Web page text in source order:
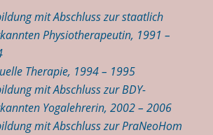
mit Abschluss zur staatlich
Physiotherapeutin, 1991 –
Therapie, 1994 – 1995
mit Abschluss zur BDY-
Yogalehrerin, 2002 – 2006
mit Abschluss zur PraNeoHom